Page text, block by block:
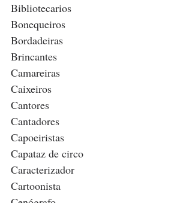
Bibliotecarios
Bonequeiros
Bordadeiras
Brincantes
Camareiras
Caixeiros
Cantores
Cantadores
Capoeiristas
Capataz de circo
Caracterizador
Cartoonista